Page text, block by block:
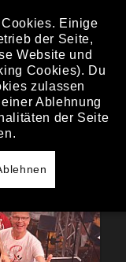
Einige
der Seite,
Website und
Cookies). Du
zulassen
Ablehnung
der Seite